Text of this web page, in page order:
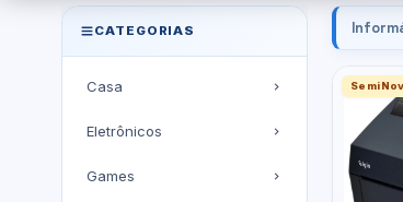
CATEGORIAS
Casa
Eletrônicos
Games